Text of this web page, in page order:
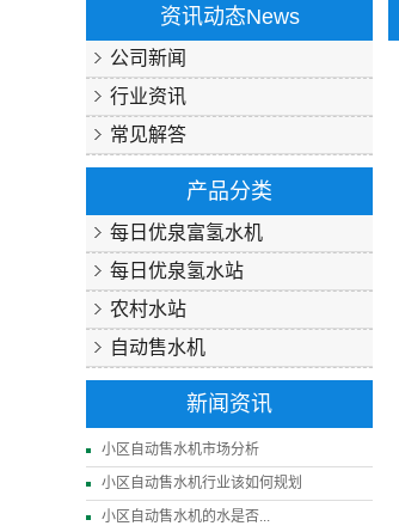
资讯动态News
公司新闻
行业资讯
常见解答
产品分类
每日优泉富氢水机
每日优泉氢水站
农村水站
自动售水机
新闻资讯
小区自动售水机市场分析
小区自动售水机行业该如何规划
小区自动售水机的水是否...